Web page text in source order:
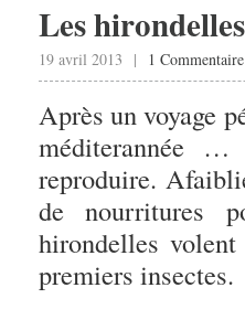
Les
19 avril 2013 | 1 Commentaire
Après un voyage
méditerannée
reproduire.
de nourritures
hirondelles
premiers insectes.